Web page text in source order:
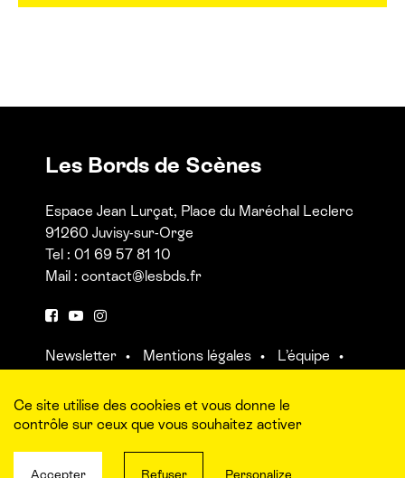
Les Bords de Scènes
Espace Jean Lurçat, Place du Maréchal Leclerc
91260 Juvisy-sur-Orge
Tel : 01 69 57 81 10
Mail : contact@lesbds.fr
F
c
b
o
Y
u
u
b
I
s
a
g
Newsletter Mentions légales
L’équipe
Ce site utilise des cookies et vous donne le
contrôle sur ceux que vous souhaitez activer
Accepter Refuser Personalize